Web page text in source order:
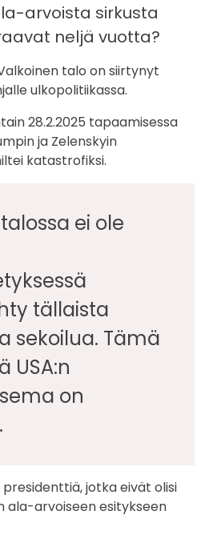
arvoista sirkusta
neljä vuotta?
talo on siirtynyt
ulkopolitiikassa.
28.2.2025 tapaamisessa
ja Zelenskyin
katastrofiksi.
ei ole
tällaista
sekoilua. Tämä
USA:n
on
presidenttiä, jotka eivät olisi
ala-arvoiseen esitykseen